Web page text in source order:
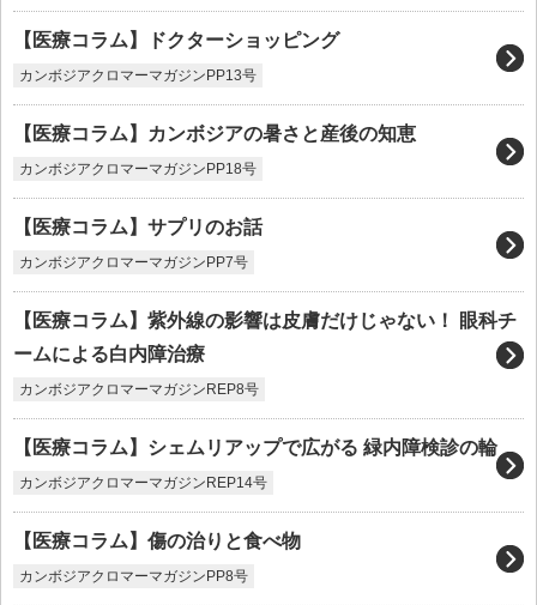
【医療コラム】ドクターショッピング
カンボジアクロマーマガジンPP13号
【医療コラム】カンボジアの暑さと産後の知恵
カンボジアクロマーマガジンPP18号
【医療コラム】サプリのお話
カンボジアクロマーマガジンPP7号
【医療コラム】紫外線の影響は皮膚だけじゃない！ 眼科チ
ームによる白内障治療
カンボジアクロマーマガジンREP8号
【医療コラム】シェムリアップで広がる 緑内障検診の輪
カンボジアクロマーマガジンREP14号
【医療コラム】傷の治りと食べ物
カンボジアクロマーマガジンPP8号